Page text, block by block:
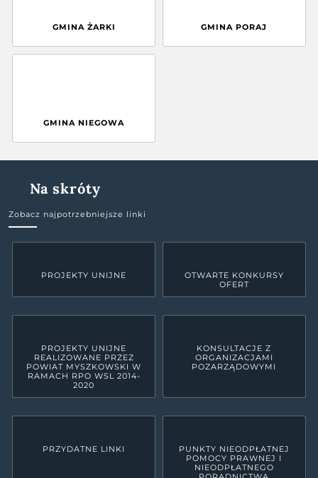
GMINA ŻARKI GMINA PORAJ
GMINA NIEGOWA
Na skróty
Zobacz najpotrzebniejsze linki
PROJEKTY UNIJNE
OTWARTE KONKURSY
OFERT
PROJEKTY UNIJNE
REALIZOWANE PRZEZ
POWIAT MYSZKOWSKI W
RAMACH RPO WSL 2014-
2020
KONSULTACJE Z
ORGANIZACJAMI
POZARZĄDOWYMI
PRZYDATNE LINKI
PUNKTY NIEODPŁATNEJ
POMOCY PRAWNEJ I
NIEODPŁATNEGO